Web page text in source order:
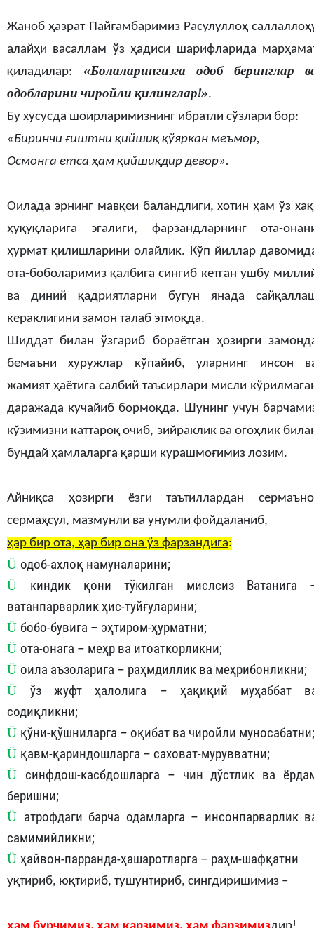
Жаноб ҳазрат Пайғамбаримиз Расулуллоҳ
алайҳи васаллам ўз ҳадиси шарифларида
қиладилар: «Болаларингизга одоб беринглар
одобларини чиройли қилинглар!».
Бу хусусда шоирларимизнинг ибратли сўзлари бор:
«Биринчи ғиштни қийшиқ қўяркан меъмор,
Осмонга етса ҳам қийшиқдир девор».
Оилада эрнинг мавқеи баландлиги, хотин ҳам ўз
ҳуқуқларига эгалиги, фарзандларнинг ота-
ҳурмат қилишларини олайлик. Кўп йиллар
ота-боболаримиз қалбига сингиб кетган ушбу
ва диний қадриятларни бугун янада
кераклигини замон талаб этмоқда.
Шиддат билан ўзгариб бораётган ҳозирги
бемаъни хуружлар кўпайиб, уларнинг инсон
жамият ҳаётига салбий таъсирлари мисли
даражада кучайиб бормоқда. Шунинг учун
кўзимизни каттароқ очиб, зийраклик ва огоҳлик
бундай ҳамлаларга қарши курашмоғимиз лозим.
Айниқса ҳозирги ёзги таътиллардан
сермаҳсул, мазмунли ва унумли фойдаланиб,
ҳар бир ота, ҳар бир она ўз фарзандига:
Ü одоб-ахлоқ намуналарини;
Ü киндик қони тўкилган мислсиз Ватанига
ватанпарварлик ҳис-туйғуларини;
Ü бобо-бувига – эҳтиром-ҳурматни;
Ü ота-онага – меҳр ва итоаткорликни;
Ü оила аъзоларига – раҳмдиллик ва меҳрибонликни;
Üўз жуфт ҳалолига – ҳақиқий муҳаббат
содиқликни;
Ü қўни-қўшниларга – оқибат ва чиройли муносабатни;
Ü қавм-қариндошларга – саховат-мурувватни;
Ü синфдош-касбдошларга – чин дўстлик ва
беришни;
Ü атрофдаги барча одамларга – инсонпарварлик
самимийликни;
Ü ҳайвон-парранда-ҳашаротларга – раҳм-шафқатни
уқтириб, юқтириб, тушунтириб, сингдиришимиз –